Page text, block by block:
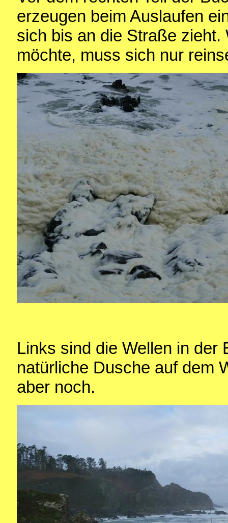
erzeugen beim Auslaufen
sich bis an die Straße zieht.
möchte, muss sich nur
Links sind die Wellen in der
natürliche Dusche auf dem
aber noch.